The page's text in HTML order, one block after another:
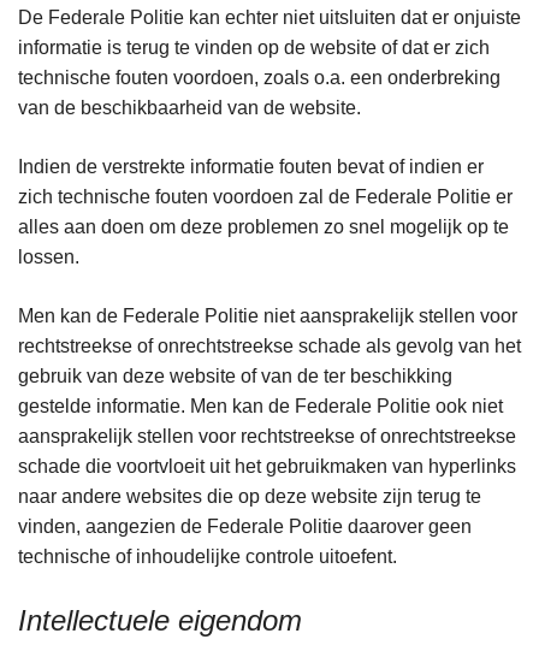
De Federale Politie kan echter niet uitsluiten dat er onjuiste
informatie is terug te vinden op de website of dat er zich
technische fouten voordoen, zoals o.a. een onderbreking
van de beschikbaarheid van de website.
Indien de verstrekte informatie fouten bevat of indien er
zich technische fouten voordoen zal de Federale Politie er
alles aan doen om deze problemen zo snel mogelijk op te
lossen.
Men kan de Federale Politie niet aansprakelijk stellen voor
rechtstreekse of onrechtstreekse schade als gevolg van het
gebruik van deze website of van de ter beschikking
gestelde informatie. Men kan de Federale Politie ook niet
aansprakelijk stellen voor rechtstreekse of onrechtstreekse
schade die voortvloeit uit het gebruikmaken van hyperlinks
naar andere websites die op deze website zijn terug te
vinden, aangezien de Federale Politie daarover geen
technische of inhoudelijke controle uitoefent.
Intellectuele eigendom